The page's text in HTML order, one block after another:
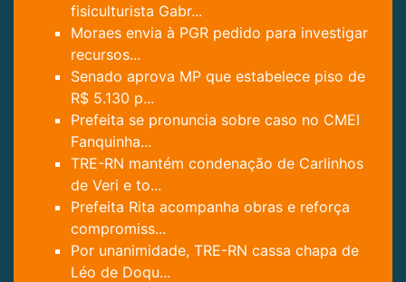
fisiculturista Gabr...
Moraes envia à PGR pedido para investigar
recursos...
Senado aprova MP que estabelece piso de
R$ 5.130 p...
Prefeita se pronuncia sobre caso no CMEI
Fanquinha...
TRE-RN mantém condenação de Carlinhos
de Veri e to...
Prefeita Rita acompanha obras e reforça
compromiss...
Por unanimidade, TRE-RN cassa chapa de
Léo de Doqu...